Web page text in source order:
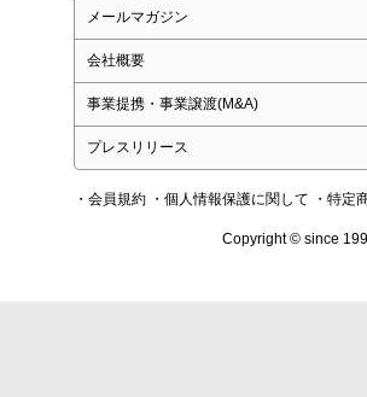
メールマガジン
会社概要
事業提携・事業譲渡(M&A)
プレスリリース
・会員規約 ・個人情報保護に関して ・特定
Copyright © since